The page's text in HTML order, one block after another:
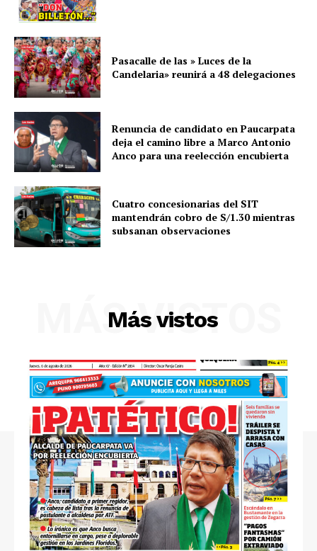
SUSCRIBETE
Diario los Andes
Contacto
Prensa
Pasacalle de las » Luces de la
Candelaria» reunirá a 48 delegaciones
Renuncia de candidato en Paucarpata
deja el camino libre a Marco Antonio
Anco para una reelección encubierta
Cuatro concesionarias del SIT
mantendrán cobro de S/1.30 mientras
subsanan observaciones
Más vistos
MÁS VISTOS